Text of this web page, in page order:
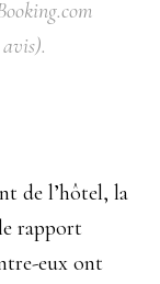
avis).
de l’hôtel, la
rapport
eux ont